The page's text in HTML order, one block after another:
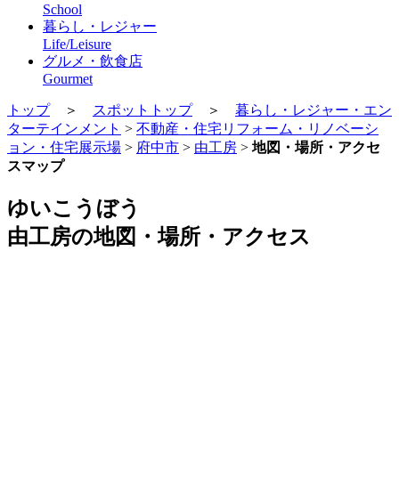
School
暮らし・レジャー
Life/Leisure
グルメ・飲食店
Gourmet
トップ＞ スポットトップ＞ 暮らし・レジャー・エン
ターテインメント > 不動産・住宅リフォーム・リノベーシ
ョン・住宅展示場 > 府中市 > 由工房 > 地図・場所・アクセ
スマップ
ゆいこうぼう
由工房の地図・場所・アクセス